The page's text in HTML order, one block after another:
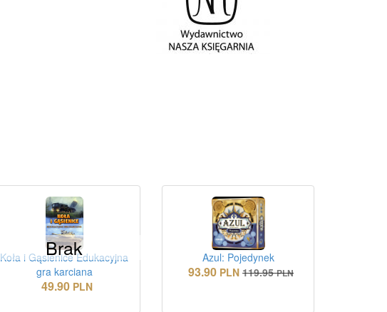
Brak
Koła i Gąsienice Edukacyjna
gra karciana
49.90 PLN
Azul: Pojedynek
93.90 PLN 119.95 PLN